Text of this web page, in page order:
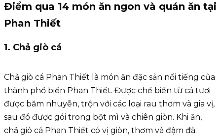
Điểm qua 14 món ăn ngon và quán ăn tại
Phan Thiết
1. Chả giò cá
Chả giò cá Phan Thiết là món ăn đặc sản nổi tiếng của
thành phố biển Phan Thiết. Được chế biến từ cá tươi
được băm nhuyễn, trộn với các loại rau thơm và gia vị,
sau đó được gói trong bột mì và chiên giòn. Khi ăn,
chả giò cá Phan Thiết có vị giòn, thơm và đậm đà.